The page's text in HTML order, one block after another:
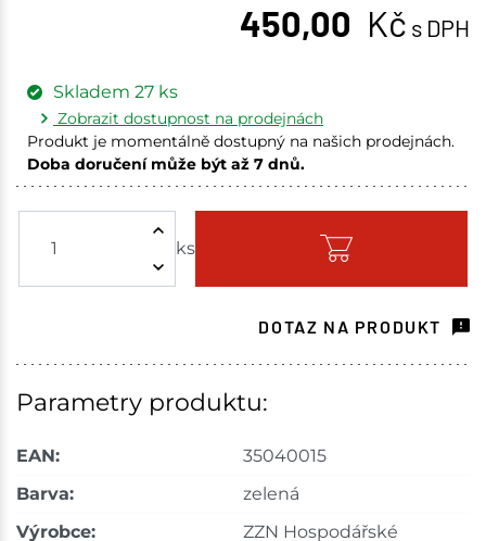
450,00 Kč s DPH
ks
Skladem 27 ks
Zobrazit dostupnost na prodejnách
Produkt je momentálně dostupný na našich prodejnách.
Doba doručení může být až 7 dnů.
Skladem na prodejně - doručení do 7 dnů
Havlíčkův Brod 4 ks
Skladem na prodejně - doručení do 7 dnů
DOTAZ NA PRODUKT
Parametry produktu:
EAN:
35040015
Barva:
zelená
Výrobce:
ZZN Hospodářské